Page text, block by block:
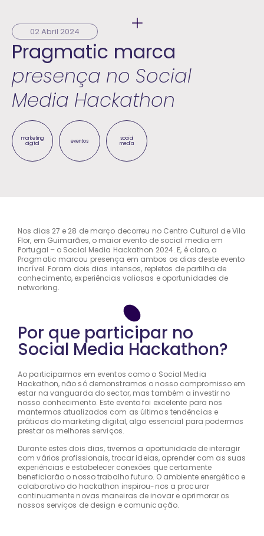
02 Abril 2024
Pragmatic marca
presença no Social
Media Hackathon
marketing
digital
eventos
social
media
Nos dias 27 e 28 de março decorreu no Centro Cultural de Vila
Flor, em Guimarães, o maior evento de social media em
Portugal – o Social Media Hackathon 2024. E, é claro, a
Pragmatic marcou presença em ambos os dias deste evento
incrível. Foram dois dias intensos, repletos de partilha de
conhecimento, experiências valiosas e oportunidades de
networking.
Por que participar no
Social Media Hackathon?
Ao participarmos em eventos como o Social Media
Hackathon, não só demonstramos o nosso compromisso em
estar na vanguarda do sector, mas também a investir no
nosso conhecimento. Este evento foi excelente para nos
mantermos atualizados com as últimas tendências e
práticas do marketing digital, algo essencial para podermos
prestar os melhores serviços.
Durante estes dois dias, tivemos a oportunidade de interagir
com vários profissionais, trocar ideias, aprender com as suas
experiências e estabelecer conexões que certamente
beneficiarão o nosso trabalho futuro. O ambiente energético e
colaborativo do hackathon inspirou-nos a procurar
continuamente novas maneiras de inovar e aprimorar os
nossos serviços de design e comunicação.